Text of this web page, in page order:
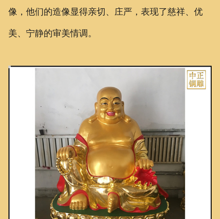
像，他们的造像显得亲切、庄严，表现了慈祥、优
美、宁静的审美情调。